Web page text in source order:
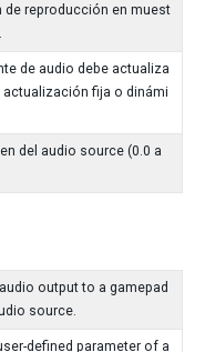
de reproducción en muest
de audio debe actualiza
actualización fija o dinámi
del audio source (0.0 a
output to a gamepad
source.
defined parameter of a